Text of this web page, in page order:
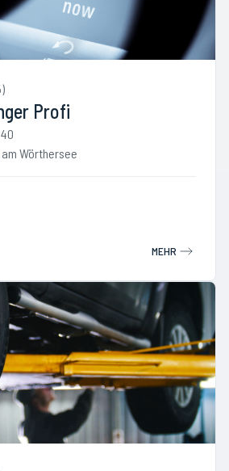
)
Profi
Wörthersee
MEHR